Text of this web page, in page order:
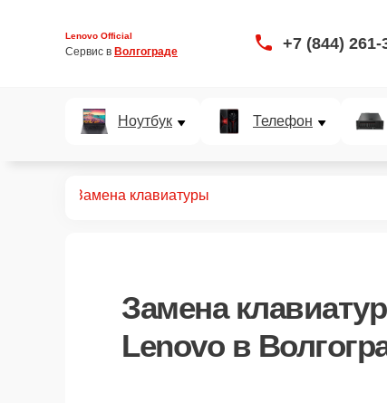
Lenovo Official
Сервис в Волгограде +7 (844) 261-
Ноутбук Телефон
Замена клавиатуры
Замена
Lenovo в